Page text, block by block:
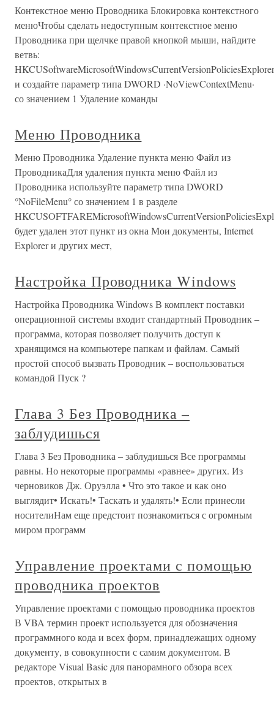
Контекстное меню Проводника Блокировка контекстного
менюЧтобы сделать недоступным контекстное меню
Проводника при щелчке правой кнопкой мыши, найдите
ветвь:
и создайте параметр типа DWORD ·NoViewContextMenu·
со значением 1 Удаление команды
Меню Проводника
Меню Проводника Удаление пункта меню Файл из
ПроводникаДля удаления пункта меню Файл из
Проводника используйте параметр типа DWORD
°NoFileMenu° со значением 1 в разделе
будет удален этот пункт из окна Мои документы, Internet
Explorer и других мест,
Настройка Проводника Windows
Настройка Проводника Windows В комплект поставки
операционной системы входит стандартный Проводник –
программа, которая позволяет получить доступ к
хранящимся на компьютере папкам и файлам. Самый
простой способ вызвать Проводник – воспользоваться
командой Пуск ?
Глава 3 Без Проводника –
заблудишься
Глава 3 Без Проводника – заблудишься Все программы
равны. Но некоторые программы «равнее» других. Из
черновиков Дж. Оруэлла • Что это такое и как оно
выглядит• Искать!• Таскать и удалять!• Если принесли
носителиНам еще предстоит познакомиться с огромным
миром программ
Управление проектами с помощью
проводника проектов
Управление проектами с помощью проводника проектов
В VBA термин проект используется для обозначения
программного кода и всех форм, принадлежащих одному
документу, в совокупности с самим документом. В
редакторе Visual Basic для панорамного обзора всех
проектов, открытых в